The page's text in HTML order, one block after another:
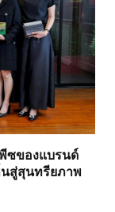
ซของแบรนด์
นสู่สุนทรียภาพ